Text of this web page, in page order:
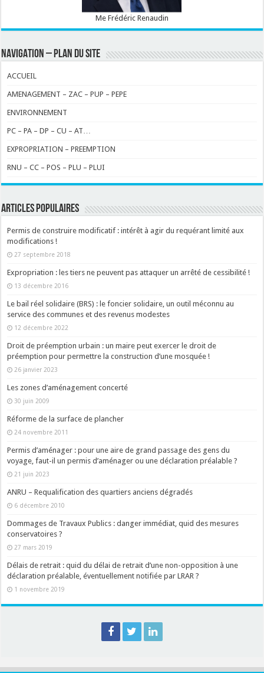
Me Frédéric Renaudin
NAVIGATION – PLAN DU SITE
ACCUEIL
AMENAGEMENT – ZAC – PUP – PEPE
ENVIRONNEMENT
PC – PA – DP – CU – AT…
EXPROPRIATION – PREEMPTION
RNU – CC – POS – PLU – PLUI
ARTICLES POPULAIRES
Permis de construire modificatif : intérêt à agir du requérant limité aux
modifications !
27 septembre 2018
Expropriation : les tiers ne peuvent pas attaquer un arrêté de cessibilité !
13 décembre 2016
Le bail réel solidaire (BRS) : le foncier solidaire, un outil méconnu au
service des communes et des revenus modestes
12 décembre 2022
Droit de préemption urbain : un maire peut exercer le droit de
préemption pour permettre la construction d’une mosquée !
26 janvier 2023
Les zones d’aménagement concerté
30 juin 2009
Réforme de la surface de plancher
24 novembre 2011
Permis d’aménager : pour une aire de grand passage des gens du
voyage, faut-il un permis d’aménager ou une déclaration préalable ?
21 juin 2023
ANRU – Requalification des quartiers anciens dégradés
6 décembre 2010
Dommages de Travaux Publics : danger immédiat, quid des mesures
conservatoires ?
27 mars 2019
Délais de retrait : quid du délai de retrait d’une non-opposition à une
déclaration préalable, éventuellement notifiée par LRAR ?
1 novembre 2019